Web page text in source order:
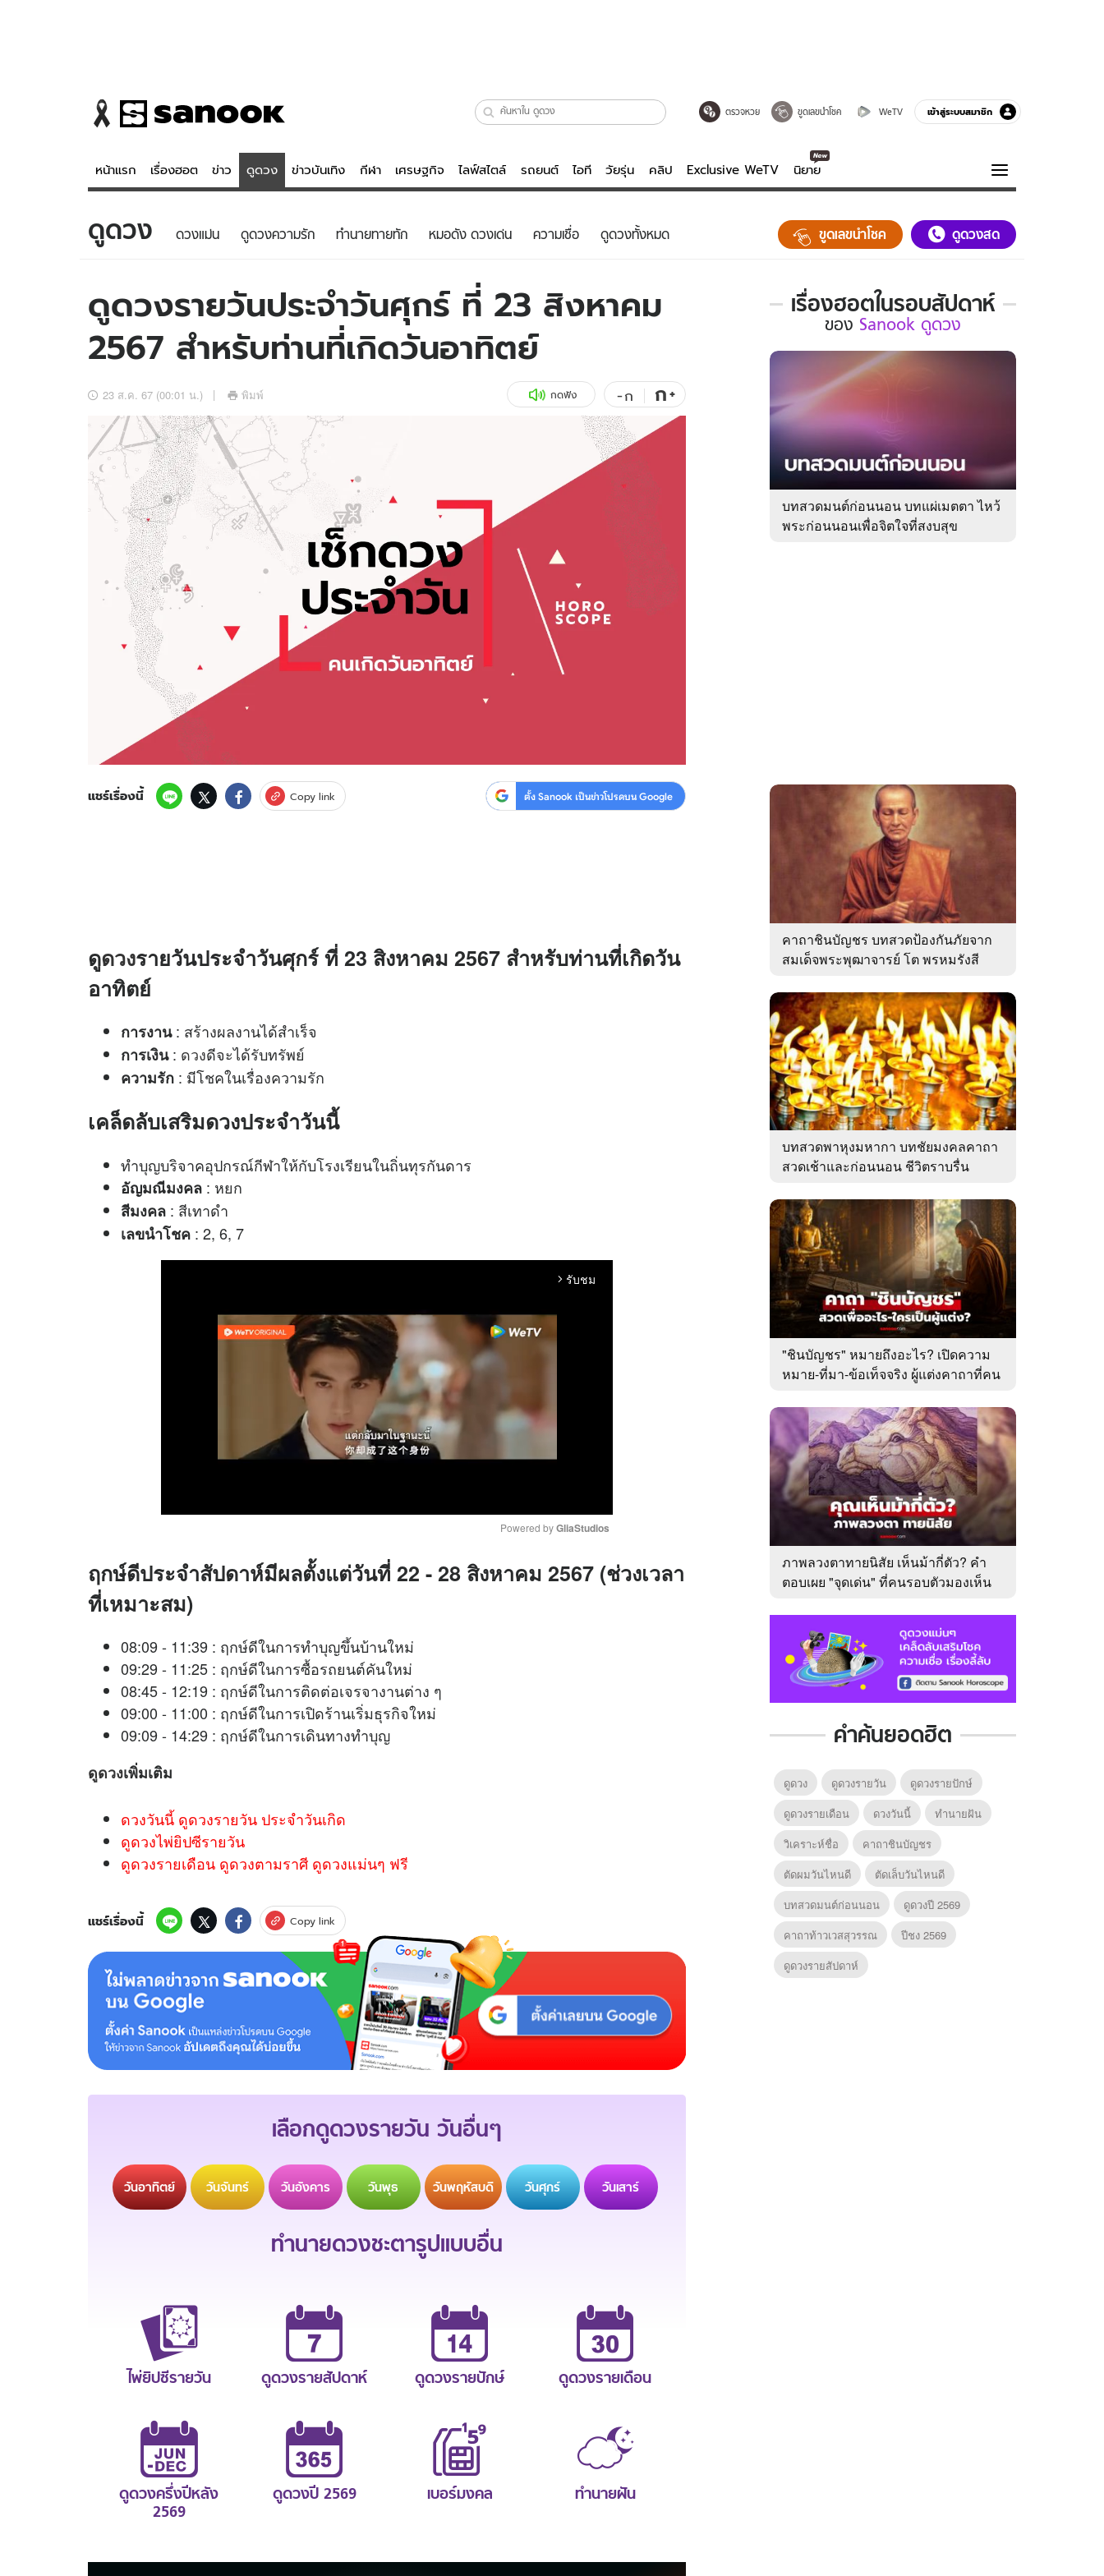
ตรวจหวย ขูดเลขนำโชค WeTV เข้าสู่ระบบสมาชิก
หน้าแรก เรื่องฮอต ข่าว ดูดวง ข่าวบันเทิง กีฬา เศรษฐกิจ ไลฟ์สไตล์ รถยนต์ ไอที วัยรุ่น คลิป Exclusive WeTV นิยาย
ข่าว
ข่าวบันเทิง
ข่าวกีฬา
ข่าวเศรษฐกิจ
อัปเดตจีน
เช็กข่าวชัวร์
ดูดวง - ตรวจหวย
สถิติหวยไทย
หวยลาว
ไลฟ์สไตล์
วัยรุ่น
ไอที
รถยนต์
สุขภาพ
Sanook Choice
ดูทีวี
WeTV
ความรู้รอบตัว
ฮาวทู
ดาวน์โหลดสนุกแอปฟรี ติดตามสนุกโซเชียลได้ที่
สงวนลิขสิทธิ์ ©2569 บริษัท อิมเมจ ฟิวเจอร์ (ประเทศไทย) จำกัด
ดูดวง ดวงแม่น ดูดวงความรัก ทํานายทายทัก หมอดัง ดวงเด่น ความเชื่อ ดูดวงทั้งหมด ขูดเลขนำโชค ดูดวงสด
ดูดวงรายวันประจำวันศุกร์ ที่ 23 สิงหาคม
2567 สำหรับท่านที่เกิดวันอาทิตย์
23 ส.ค. 67 (00:01 น.) พิมพ์ กดฟัง -ก ก+
แชร์เรื่องนี้ Copy link ตั้ง Sanook เป็นข่าวโปรดบน Google
ดูดวงรายวันประจำวันศุกร์ ที่ 23 สิงหาคม 2567 สำหรับท่านที่เกิดวัน
อาทิตย์
การงาน: สร้างผลงานได้สำเร็จ
การเงิน: ดวงดีจะได้รับทรัพย์
ความรัก : มีโชคในเรื่องความรัก
เคล็ดลับเสริมดวงประจำวันนี้
ทำบุญบริจาคอุปกรณ์กีฬาให้กับโรงเรียนในถิ่นทุรกันดาร
อัญมณีมงคล : หยก
สีมงคล : สีเทาดำ
เลขนำโชค : 2, 6, 7
arrow_forward_ios รับชม
M
Powered by GliaStudios
ฤกษ์ดีประจำสัปดาห์มีผลตั้งแต่วันที่ 22 - 28 สิงหาคม 2567 (ช่วงเวลา
ที่เหมาะสม)
08:09 - 11:39 : ฤกษ์ดีในการทำบุญขึ้นบ้านใหม่
09:29 - 11:25 : ฤกษ์ดีในการซื้อรถยนต์คันใหม่
08:45 - 12:19 : ฤกษ์ดีในการติดต่อเจรจางานต่าง ๆ
09:00 - 11:00 : ฤกษ์ดีในการเปิดร้านเริ่มธุรกิจใหม่
09:09 - 14:29 : ฤกษ์ดีในการเดินทางทำบุญ
ดูดวงเพิ่มเติม
ดวงวันนี้ ดูดวงรายวัน ประจำวันเกิด
ดูดวงไพ่ยิปซีรายวัน
ดูดวงรายเดือน ดูดวงตามราศี ดูดวงแม่นๆ ฟรี
แชร์เรื่องนี้ Copy link
เลือกดูดวงรายวัน วันอื่นๆ
วันอาทิตย์ วันจันทร์ วันอังคาร วันพุธ วันพฤหัสบดี วันศุกร์ วันเสาร์
ทำนายดวงชะตารูปแบบอื่น
ไพ่ยิปซีรายวัน ดูดวงรายสัปดาห์ ดูดวงรายปักษ์ ดูดวงรายเดือน
ดูดวงครึ่งปีหลัง
2569
ดูดวงปี 2569 เบอร์มงคล ทำนายฝัน
เรื่องฮอตในรอบสัปดาห์
เรื่อง
ใน
รอบ
ของ
Sanook
ดูด
ของ Sanook ดูดวง
บทสวดมนต์ก่อนนอน บทแผ่เมตตา ไหว้
พระก่อนนอนเพื่อจิตใจที่สงบสุข
คาถาชินบัญชร บทสวดป้องกันภัยจาก
สมเด็จพระพุฒาจารย์ โต พรหมรังสี
บทสวดพาหุงมหากา บทชัยมงคลคาถา
สวดเช้าและก่อนนอน ชีวิตราบรื่น
"ชินบัญชร" หมายถึงอะไร? เปิดความ
หมาย-ที่มา-ข้อเท็จจริง ผู้แต่งคาถาที่คน
ภาพลวงตาทายนิสัย เห็นม้ากี่ตัว? คำ
ตอบเผย "จุดเด่น" ที่คนรอบตัวมองเห็น
คำค้นยอดฮิต
ดูดวง ดูดวงรายวัน
ดูดวงรายปักษ์
ดูดวงรายเดือน
ดวงวันนี้
ทํานายฝัน
วิเคราะห์ชื่อ
คาถาชินบัญชร
ตัดผมวันไหนดี
ตัดเล็บวันไหนดี
บทสวดมนต์ก่อนนอน
ดูดวงปี 2569
คาถาท้าวเวสสุวรรณ
ปีชง 2569
ดูดวงรายสัปดาห์